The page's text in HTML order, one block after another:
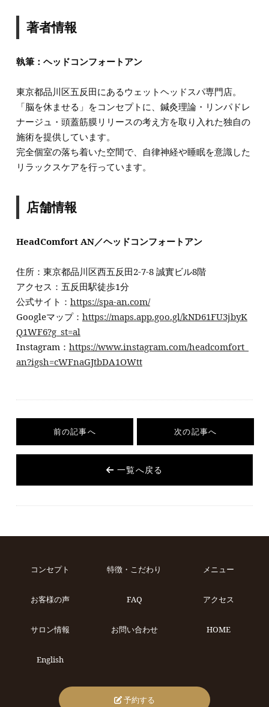
著者情報
執筆：ヘッドコンフォートアン
東京都品川区五反田にあるウェットヘッドスパ専門店。
「脳を休ませる」をコンセプトに、鍼灸理論・リンパドレ
ナージュ・頭蓋筋膜リリースの考え方を取り入れた独自の
施術を提供しています。
完全個室の落ち着いた空間で、自律神経や睡眠を意識した
リラックスケアを行っています。
店舗情報
HeadComfort AN／ヘッドコンフォートアン
住所：東京都品川区西五反田2-7-8 誠實ビル8階
アクセス：五反田駅徒歩1分
公式サイト： https://spa-an.com/
Googleマップ： https://maps.app.goo.gl/kND61FU3jbyK
Q1WF6?g_st=al
Instagram： https://www.instagram.com/headcomfort_
an?igsh=cWFnaGJtbDA1OWtt
前の記事へ 次の記事へ
一覧へ戻る
コンセプト 特徴・こだわり メニュー
お客様の声 FAQ アクセス
サロン情報 お問い合わせ HOME
English
予約する